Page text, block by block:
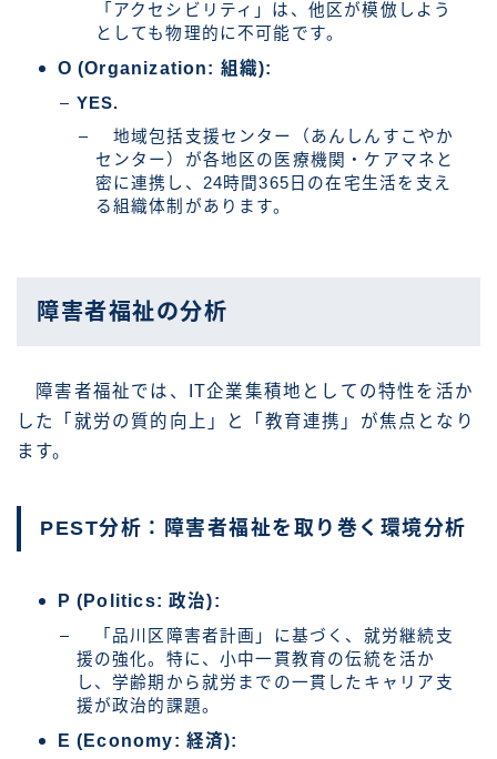
「アクセシビリティ」は、他区が模倣しよう
としても物理的に不可能です。
O (Organization: 組織):
YES.
地域包括支援センター（あんしんすこやか
センター）が各地区の医療機関・ケアマネと
密に連携し、24時間365日の在宅生活を支え
る組織体制があります。
障害者福祉の分析
障害者福祉では、IT企業集積地としての特性を活か
した「就労の質的向上」と「教育連携」が焦点となり
ます。
PEST分析：障害者福祉を取り巻く環境分析
P (Politics: 政治):
「品川区障害者計画」に基づく、就労継続支
援の強化。特に、小中一貫教育の伝統を活か
し、学齢期から就労までの一貫したキャリア支
援が政治的課題。
E (Economy: 経済):